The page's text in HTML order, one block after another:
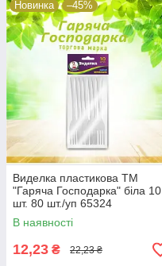
Новинка –45%
Виделка пластикова ТМ
"Гаряча Господарка" біла 10
шт. 80 шт./уп 65324
В наявності
12,23 ₴ 22,23 ₴